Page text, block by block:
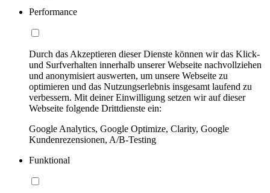
Performance
Durch das Akzeptieren dieser Dienste können wir das Klick-
und Surfverhalten innerhalb unserer Webseite nachvollziehen
und anonymisiert auswerten, um unsere Webseite zu
optimieren und das Nutzungserlebnis insgesamt laufend zu
verbessern. Mit deiner Einwilligung setzen wir auf dieser
Webseite folgende Drittdienste ein:
Google Analytics, Google Optimize, Clarity, Google
Kundenrezensionen, A/B-Testing
Funktional